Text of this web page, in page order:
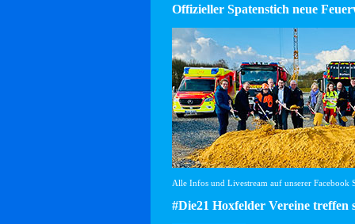
Offizieller Spatenstich neue
Alle Infos und Livestream auf unserer Facebook
#Die21 Hoxfelder Vereine treffen